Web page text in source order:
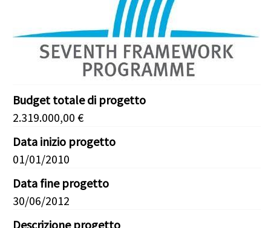
Budget totale di progetto
2.319.000,00 €
Data inizio progetto
01/01/2010
Data fine progetto
30/06/2012
Descrizione progetto